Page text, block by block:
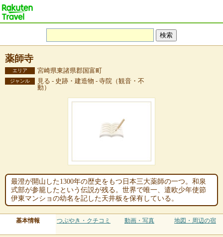
薬師寺
エリア 宮崎県東諸県郡国富町
ジャンル
見る - 史跡・建造物 - 寺院（観音・不
動）
最澄が開山した1300年の歴史をもつ日本三大薬師の一つ。和泉
式部が参籠したという伝説が残る。世界で唯一、遣欧少年使節
伊東マンショの幼名を記した天井板を保有している。
基本情報 つぶやき・クチコミ 動画・写真 地図・周辺の宿